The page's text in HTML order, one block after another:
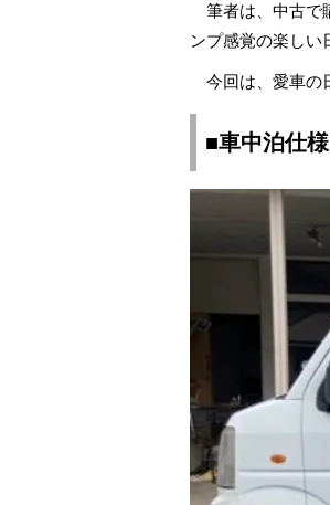
筆者は、中古で
ンプ感覚の楽しい
今回は、愛車の
■車中泊仕